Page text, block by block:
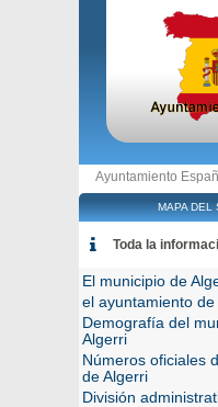
Ayuntamiento
MAPA DEL
Toda la
El municipio de
el ayuntamiento de
Demografía del
Algerri
Números oficiales
de Algerri
División